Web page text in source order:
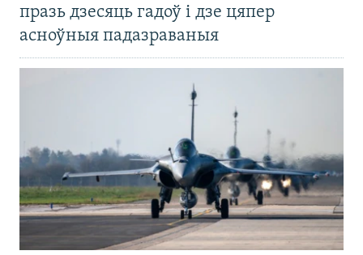
празь дзесяць гадоў і дзе цяпер
асноўныя падазраваныя